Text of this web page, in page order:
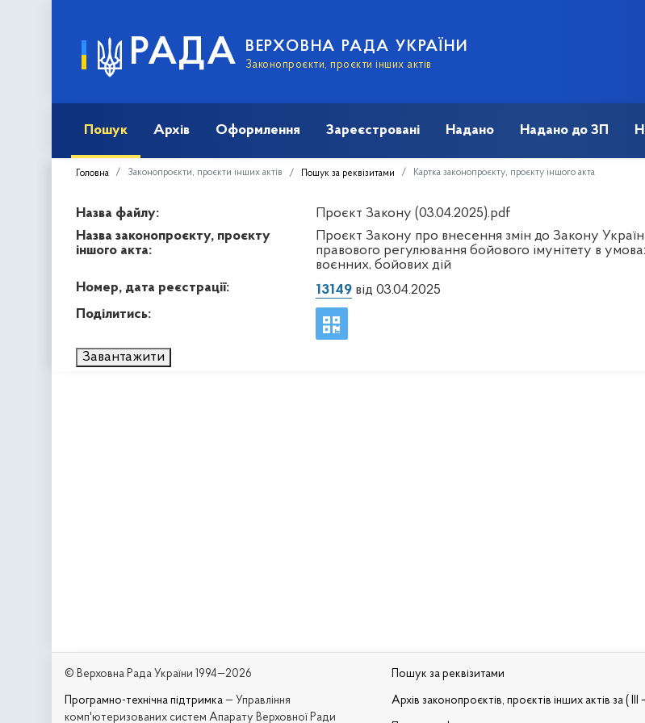
РАДА ВЕРХОВНА РАДА УКРАЇНИ
Законопроєкти, проєкти інших актів
Пошук Архів Оформлення Зареєстровані Надано Надано до ЗП
Головна Законопроєкти, проєкти інших актів Пошук за реквізитами Картка законопроєкту, проєкту іншого акта
Назва файлу:
Проєкт Закону (03.04.2025).pdf
Назва законопроєкту, проєкту
іншого акта:
Проєкт Закону про внесення змін до Закону
правового регулювання бойового імунітету в
воєнних, бойових дій
Номер, дата реєстрації:
13149від 03.04.2025
Поділитись:
Завантажити
© Верховна Рада України 1994—2026
Програмно-технічна підтримка — Управління
комп'ютеризованих систем Апарату Верховної Ради
Пошук за реквізитами
Архів законопроєктів, проєктів інших актів за ( III